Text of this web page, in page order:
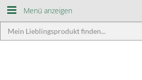
Menü anzeigen